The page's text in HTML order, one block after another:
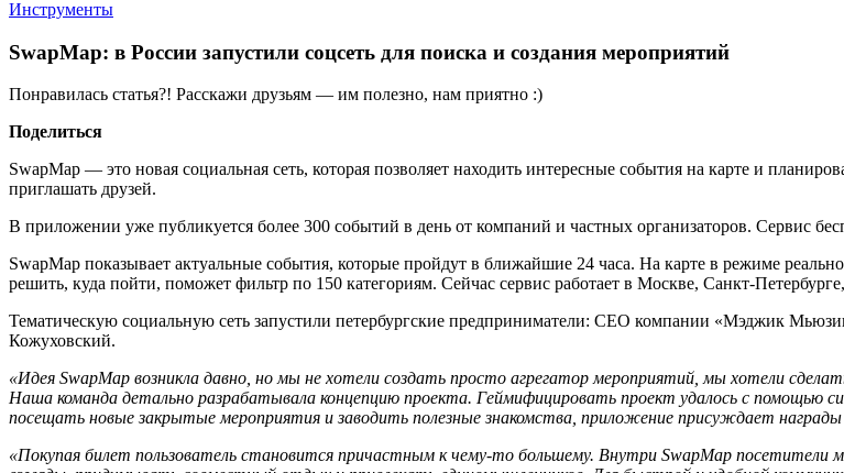
Инструменты
SwapMap: в России запустили соцсеть для поиска и создания мероприятий
Понравилась статья?! Расскажи друзьям — им полезно, нам приятно :)
Поделиться
SwapMap — это новая социальная сеть, которая позволяет находить интересные события на карте и
приглашать друзей.
В приложении уже публикуется более 300 событий в день от компаний и частных организаторов. Сервис
SwapMap показывает актуальные события, которые пройдут в ближайшие 24 часа. На карте в режиме
решить, куда пойти, поможет фильтр по 150 категориям. Сейчас сервис работает в Москве, Санкт-
Тематическую социальную сеть запустили петербургские предприниматели: СЕО компании «Мэджик
Кожуховский.
«Идея SwapMap возникла давно, но мы не хотели создать просто агрегатор мероприятий, мы хотели
Наша команда детально разрабатывала концепцию проекта. Геймифицировать проект удалось с помощью
посещать новые закрытые мероприятия и заводить полезные знакомства, приложение присуждает
«Покупая билет пользователь становится причастным к чему-то большему. Внутри SwapMap посетители